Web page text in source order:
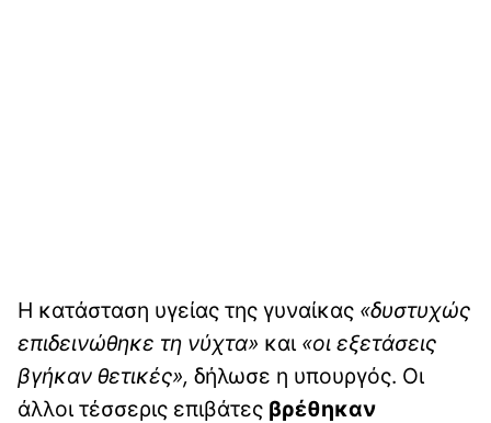
Η κατάσταση υγείας της γυναίκας «δυστυχώς
επιδεινώθηκε τη νύχτα» και «οι εξετάσεις
βγήκαν θετικές», δήλωσε η υπουργός. Οι
άλλοι τέσσερις επιβάτες βρέθηκαν